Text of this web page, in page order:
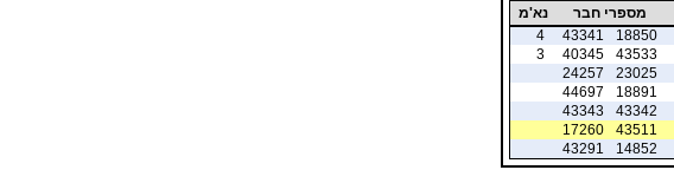
מספרי חבר
נא'מ
18850
43341
4
43533
40345
3
23025
24257
18891
44697
43342
43343
43511
17260
14852
43291